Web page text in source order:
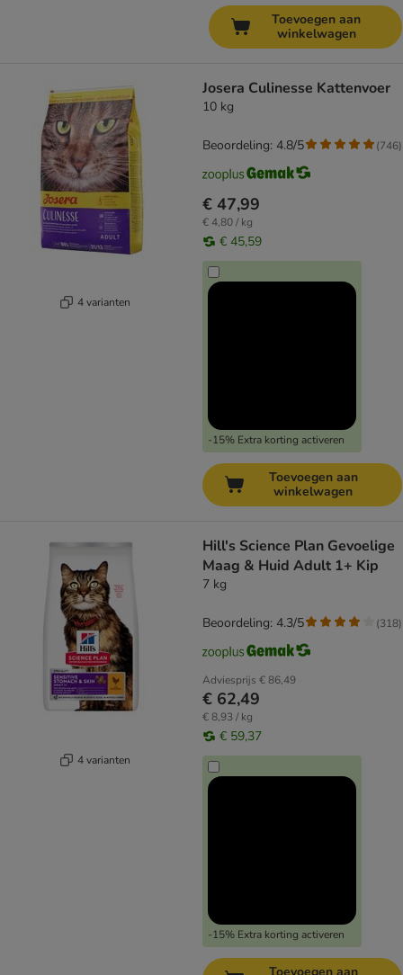
Toevoegen aan
winkelwagen
4 varianten
Josera Culinesse Kattenvoer
10 kg
€ 47,99
€ 4,80 / kg
€ 45,59
-15% Extra korting activeren
Beoordeling: 4.8/5 (746)
Toevoegen aan
winkelwagen
4 varianten
Hill's Science Plan Gevoelige
Maag & Huid Adult 1+ Kip
7 kg
Adviesprijs € 86,49
€ 62,49
€ 8,93 / kg
€ 59,37
-15% Extra korting activeren
Beoordeling: 4.3/5 (318)